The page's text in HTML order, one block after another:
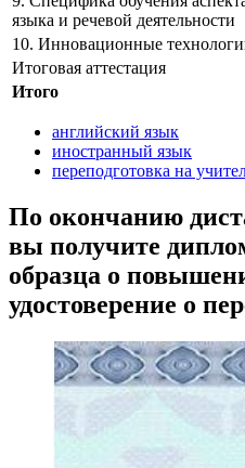
языка и речевой деятельности
10. Инновационные
Итоговая аттестация
Итого
английский язык
иностранный язык
переподготовка на
По окончанию
вы получите
образца о
удостоверение о